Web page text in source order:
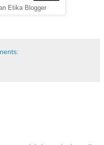
Etika Blogger